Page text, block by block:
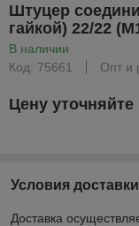
Штуцер
гайкой) 22/22
В наличии
Код: 75661
Опт и
Цену уточняйте
Условия доставки
Доставка